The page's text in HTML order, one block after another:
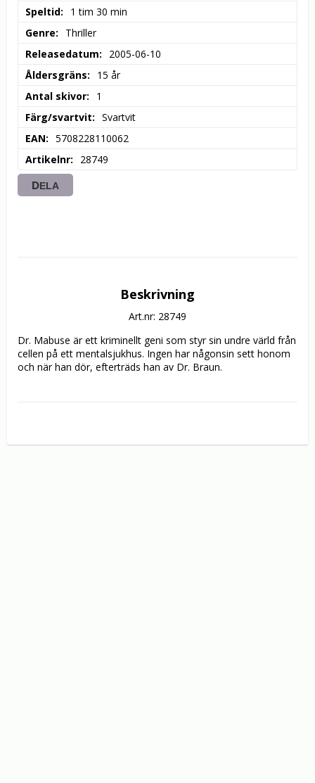
Speltid
1 tim 30 min
Genre
Thriller
Releasedatum
2005-06-10
Åldersgräns
15 år
Antal skivor
1
Färg/svartvit
Svartvit
EAN
5708228110062
Artikelnr
28749
DELA
Beskrivning
Art.nr: 28749
Dr. Mabuse är ett kriminellt geni som styr sin undre värld från
cellen på ett mentalsjukhus. Ingen har någonsin sett honom
och när han dör, efterträds han av Dr. Braun.